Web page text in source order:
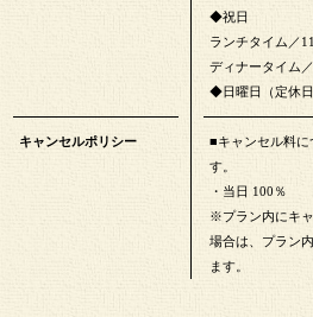
◆祝日
ランチタイム／
ディナータイム
◆日曜日（定休日
キャンセルポリシー
■キャンセル料に
す。
・当日 100％
※プラン内にキ
場合は、プラン
ます。